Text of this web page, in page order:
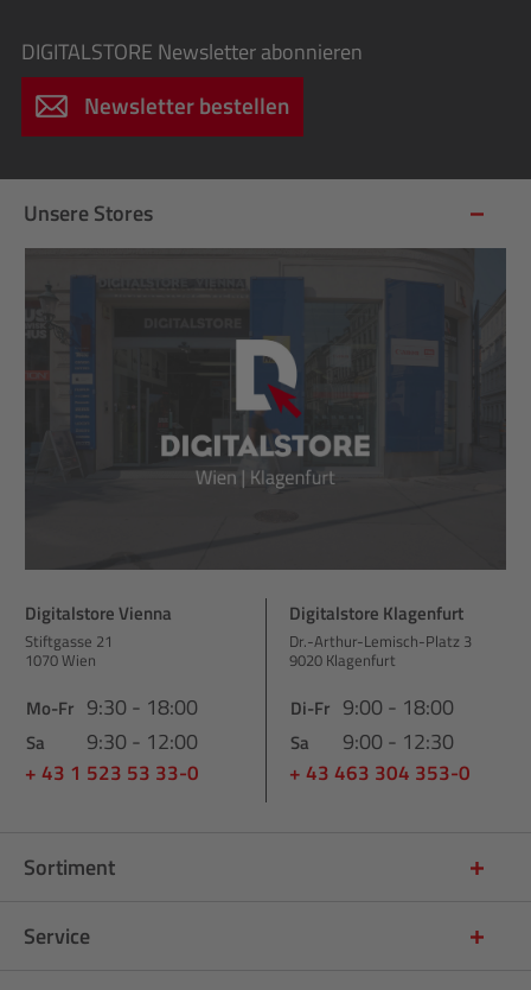
DIGITALSTORE Newsletter abonnieren
Newsletter bestellen
Unsere Stores
Digitalstore Vienna
Stiftgasse 21
1070 Wien
Mo-Fr 9:30 - 18:00
Sa 9:30 - 12:00
+ 43 1 523 53 33-0
Digitalstore Klagenfurt
Dr.-Arthur-Lemisch-Platz 3
9020 Klagenfurt
Di-Fr 9:00 - 18:00
Sa 9:00 - 12:30
+ 43 463 304 353-0
Sortiment
Service